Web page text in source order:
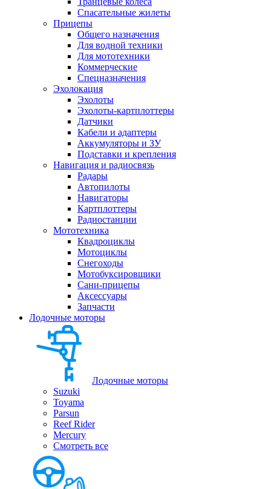
Спасательные жилеты
Прицепы
Общего назначения
Для водной техники
Для мототехники
Коммерческие
Спецназначения
Эхолокация
Эхолоты
Эхолоты-картплоттеры
Датчики
Кабели и адаптеры
Аккумуляторы и ЗУ
Подставки и крепления
Навигация и радиосвязь
Радары
Автопилоты
Навигаторы
Картплоттеры
Радиостанции
Мототехника
Квадроциклы
Мотоциклы
Снегоходы
Мотобуксировщики
Сани-прицепы
Аксессуары
Запчасти
Лодочные моторы
Лодочные моторы
Suzuki
Toyama
Parsun
Reef Rider
Mercury
Смотреть все